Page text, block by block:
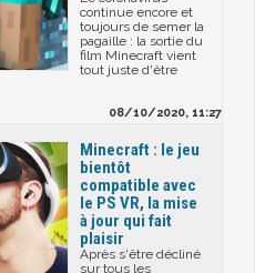
continue encore et
toujours de semer la
pagaille : la sortie du
film Minecraft vient
tout juste d'être
08/10/2020, 11:27
Minecraft : le jeu
bientôt
compatible avec
le PS VR, la mise
à jour qui fait
plaisir
Après s'être décliné
sur tous les